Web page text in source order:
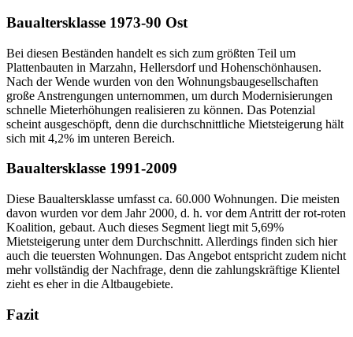
Baualtersklasse 1973-90 Ost
Bei diesen Beständen handelt es sich zum größten Teil um
Plattenbauten in Marzahn, Hellersdorf und Hohenschönhausen.
Nach der Wende wurden von den Wohnungsbaugesellschaften
große Anstrengungen unternommen, um durch Modernisierungen
schnelle Mieterhöhungen realisieren zu können. Das Potenzial
scheint ausgeschöpft, denn die durchschnittliche Mietsteigerung hält
sich mit 4,2% im unteren Bereich.
Baualtersklasse 1991-2009
Diese Baualtersklasse umfasst ca. 60.000 Wohnungen. Die meisten
davon wurden vor dem Jahr 2000, d. h. vor dem Antritt der rot-roten
Koalition, gebaut. Auch dieses Segment liegt mit 5,69%
Mietsteigerung unter dem Durchschnitt. Allerdings finden sich hier
auch die teuersten Wohnungen. Das Angebot entspricht zudem nicht
mehr vollständig der Nachfrage, denn die zahlungskräftige Klientel
zieht es eher in die Altbaugebiete.
Fazit